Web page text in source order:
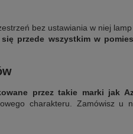
bez ustawiania w niej
przede wszystkim w
przez takie marki jak
charakteru. Zamówisz u